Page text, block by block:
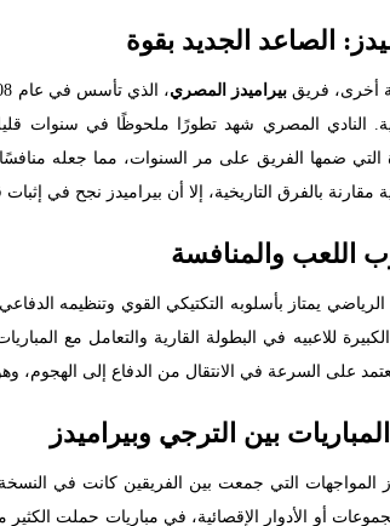
الصاعد الجديد بقوة
أخرى، فريقبيراميدز المصري
النادي المصري شهد تطورًا ملحوظًا في سنوات
التي ضمها الفريق على مر السنوات، مما جعله
مقارنة بالفرق التاريخية، إلا أن بيراميدز نجح في
اللعب والمنافسة
الرياضي يمتاز بأسلوبه التكتيكي القوي وتنظيمه
الكبيرة للاعبيه في البطولة القارية والتعامل مع
على السرعة في الانتقال من الدفاع إلى الهجوم،
المباريات بين الترجي وبيراميدز
المواجهات التي جمعت بين الفريقين كانت في
أو الأدوار الإقصائية، في مباريات حملت